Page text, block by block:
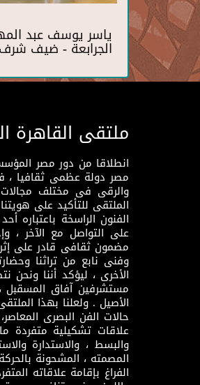
ياسر يوسف عبد
الجرابعة - ضيف شرف
ملتقى القاهرة
انطلاقا من دور مصر
مصر دولة عظمى ثقافيا ،
والرقى فى مختلف
الملتقى للتأكيد على
الفنون الراسخة باعتباره
على التواصل مع الآخر ،
وفنى نابع من تراثنا
الأخرى ، ليؤكد أننا ونحن
مستشرفين آفاق المسقبل
الأصيل . ولعلنا بهذا
حالات الفن البصرى
علاقات تشكيلية متفردة
والبسط ، والاستدارة
المصمته ، المشحونة
الفراغ بإقامة علاقاته